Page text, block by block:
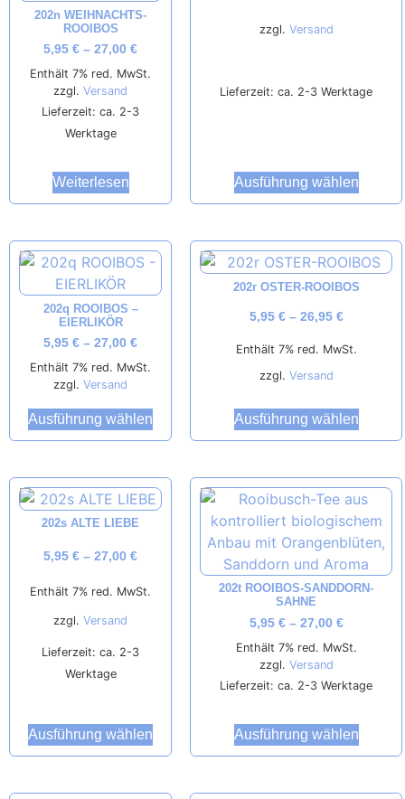
202n WEIHNACHTS-
ROOIBOS
5,95 € – 27,00 €
Enthält 7% red. MwSt.
zzgl. Versand
Lieferzeit: ca. 2-3
Werktage
Weiterlesen
zzgl. Versand
Lieferzeit: ca. 2-3 Werktage
Ausführung wählen
202q ROOIBOS –
EIERLIKÖR
5,95 € – 27,00 €
Enthält 7% red. MwSt.
zzgl. Versand
Ausführung wählen
202r OSTER-ROOIBOS
5,95 € – 26,95 €
Enthält 7% red. MwSt.
zzgl. Versand
Ausführung wählen
202s ALTE LIEBE
5,95 € – 27,00 €
Enthält 7% red. MwSt.
zzgl. Versand
Lieferzeit: ca. 2-3
Werktage
Ausführung wählen
202t ROOIBOS-SANDDORN-
SAHNE
5,95 € – 27,00 €
Enthält 7% red. MwSt.
zzgl. Versand
Lieferzeit: ca. 2-3 Werktage
Ausführung wählen